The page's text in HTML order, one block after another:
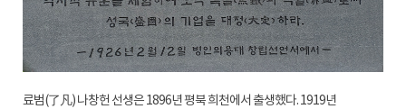
료범(了凡) 나창헌 선생은 1896년 평북 희천에서 출생했다. 1919년